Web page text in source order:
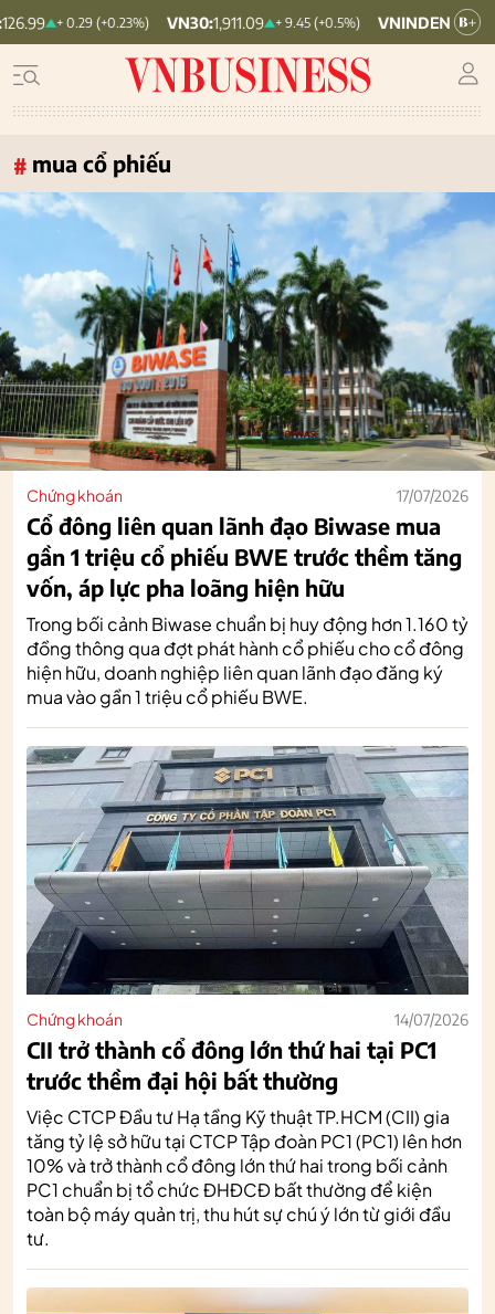
1,911.09 + 9.45 (+0.5%) VNINDEX:1,768.06 + 6.83 (+0.39%)
# mua cổ phiếu
Chứng khoán 17/07/2026
Cổ đông liên quan lãnh đạo Biwase mua
gần 1 triệu cổ phiếu BWE trước thềm tăng
vốn, áp lực pha loãng hiện hữu
Trong bối cảnh Biwase chuẩn bị huy động hơn 1.160 tỷ
đồng thông qua đợt phát hành cổ phiếu cho cổ đông
hiện hữu, doanh nghiệp liên quan lãnh đạo đăng ký
mua vào gần 1 triệu cổ phiếu BWE.
Chứng khoán 14/07/2026
CII trở thành cổ đông lớn thứ hai tại PC1
trước thềm đại hội bất thường
Việc CTCP Đầu tư Hạ tầng Kỹ thuật TP.HCM (CII) gia
tăng tỷ lệ sở hữu tại CTCP Tập đoàn PC1 (PC1) lên hơn
10% và trở thành cổ đông lớn thứ hai trong bối cảnh
PC1 chuẩn bị tổ chức ĐHĐCĐ bất thường để kiện
toàn bộ máy quản trị, thu hút sự chú ý lớn từ giới đầu
tư.